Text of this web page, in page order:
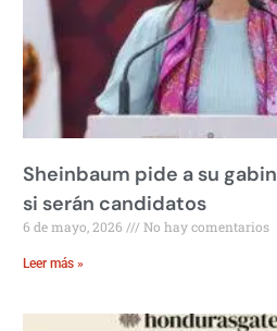
Sheinbaum pide a su
si serán candidatos
6 de mayo, 2026 No hay comentarios
Leer más »